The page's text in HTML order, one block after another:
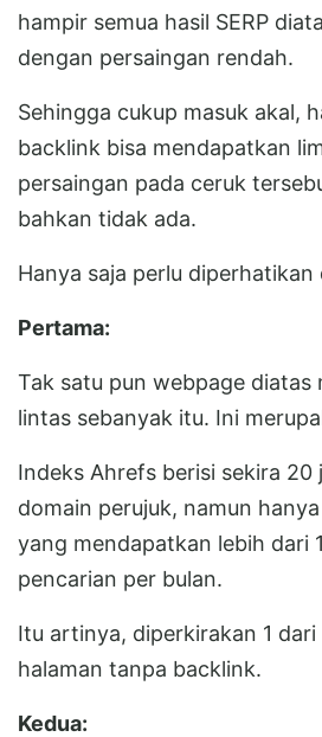
hampir semua hasil SERP
dengan persaingan rendah.
Sehingga cukup masuk akal,
backlink bisa mendapatkan
persaingan pada ceruk
bahkan tidak ada.
Hanya saja perlu
Pertama:
Tak satu pun webpage diatas
lintas sebanyak itu. Ini
Indeks Ahrefs berisi sekira 20
domain perujuk, namun
yang mendapatkan lebih dari
pencarian per bulan.
Itu artinya, diperkirakan 1 dari
halaman tanpa backlink.
Kedua: